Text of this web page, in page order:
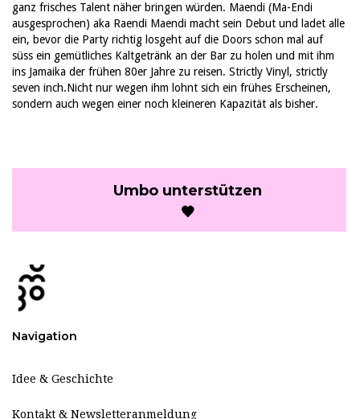
ganz frisches Talent näher bringen würden. Maendi (Ma-Endi
ausgesprochen) aka Raendi Maendi macht sein Debut und ladet alle
ein, bevor die Party richtig losgeht auf die Doors schon mal auf
süss ein gemütliches Kaltgetränk an der Bar zu holen und mit ihm
ins Jamaika der frühen 80er Jahre zu reisen. Strictly Vinyl, strictly
seven inch.Nicht nur wegen ihm lohnt sich ein frühes Erscheinen,
sondern auch wegen einer noch kleineren Kapazität als bisher.
Umbo unterstützen
🖤
Navigation
Idee & Geschichte
Kontakt & Newsletteranmeldung